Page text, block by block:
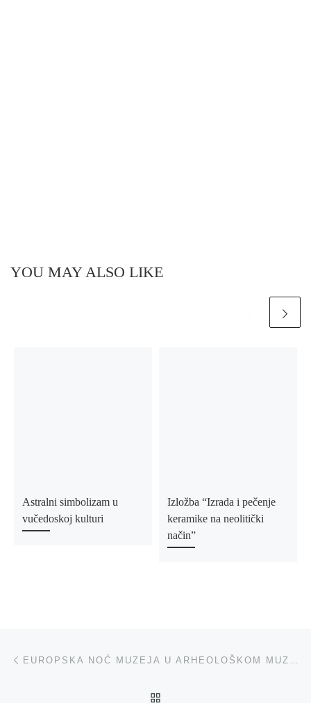
YOU MAY ALSO LIKE
Astralni simbolizam u
vučedoskoj kulturi
Izložba “Izrada i pečenje
keramike na neolitički
način”
Post navigation